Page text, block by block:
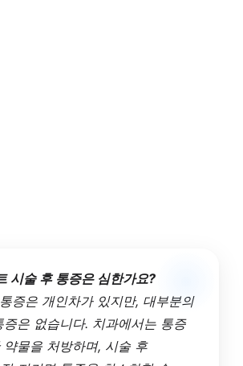
시술 후 통증은 심한가요?
증은 개인차가 있지만, 대부분의
증은 없습니다. 치과에서는 통증
약물을 처방하며, 시술 후